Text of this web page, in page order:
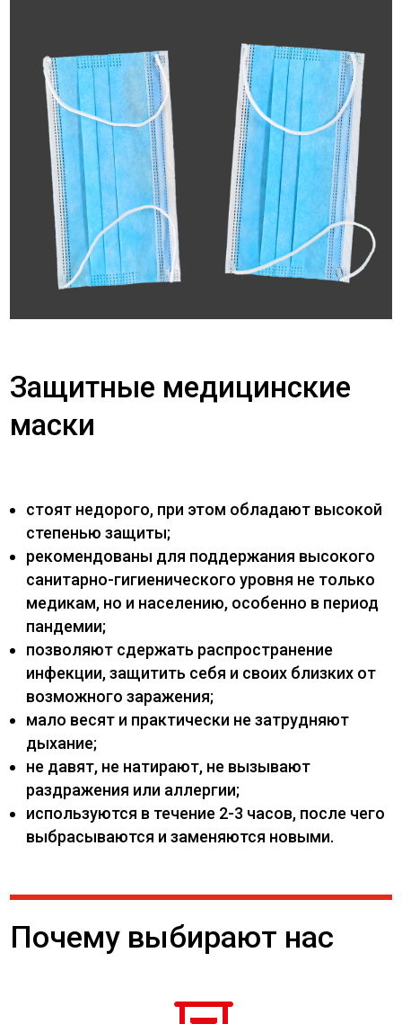
Защитные медицинские
маски
стоят недорого, при этом обладают высокой
степенью защиты;
рекомендованы для поддержания высокого
санитарно-гигиенического уровня не только
медикам, но и населению, особенно в период
пандемии;
позволяют сдержать распространение
инфекции, защитить себя и своих близких от
возможного заражения;
мало весят и практически не затрудняют
дыхание;
не давят, не натирают, не вызывают
раздражения или аллергии;
используются в течение 2-3 часов, после чего
выбрасываются и заменяются новыми.
Почему выбирают нас